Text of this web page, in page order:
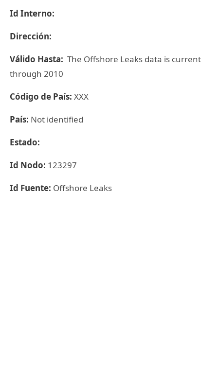
Id Interno:
Dirección:
Válido Hasta: The Offshore Leaks data is current
through 2010
Código de País: XXX
País: Not identified
Estado:
Id Nodo: 123297
Id Fuente: Offshore Leaks